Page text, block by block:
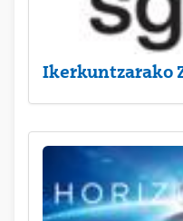
Ikerkuntzarako